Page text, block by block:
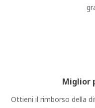
Miglior
Ottieni il rimborso della